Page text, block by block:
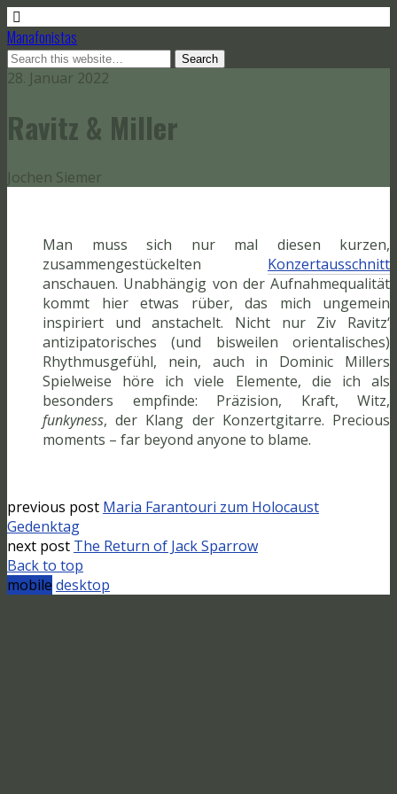
Manafonistas
28. Januar 2022
Ravitz & Miller
Jochen Siemer
Man muss sich nur mal diesen kurzen,
zusammengestückelten Konzertausschnitt
anschauen. Unabhängig von der Aufnahmequalität
kommt hier etwas rüber, das mich ungemein
inspiriert und anstachelt. Nicht nur Ziv Ravitz‘
antizipatorisches (und bisweilen orientalisches)
Rhythmusgefühl, nein, auch in Dominic Millers
Spielweise höre ich viele Elemente, die ich als
besonders empfinde: Präzision, Kraft, Witz,
funkyness, der Klang der Konzertgitarre. Precious
moments – far beyond anyone to blame.
previous post Maria Farantouri zum Holocaust
Gedenktag
next post The Return of Jack Sparrow
Back to top
mobile desktop